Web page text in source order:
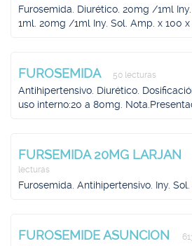
Furosemida. Diurético. 20mg /1ml
1ml. 20mg /1ml Iny. Sol. Amp. x 100 x
FUROSEMIDA 50 lecturas
Antihipertensivo. Diurético.
uso interno:20 a 80mg.
FURSEMIDA 20MG LARJAN
lecturas
Furosemida. Antihipertensivo. Iny. Sol.
FUROSEMIDE ASUNCION